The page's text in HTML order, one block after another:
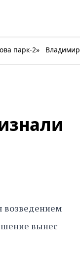
парк-2»
возведением
вынес